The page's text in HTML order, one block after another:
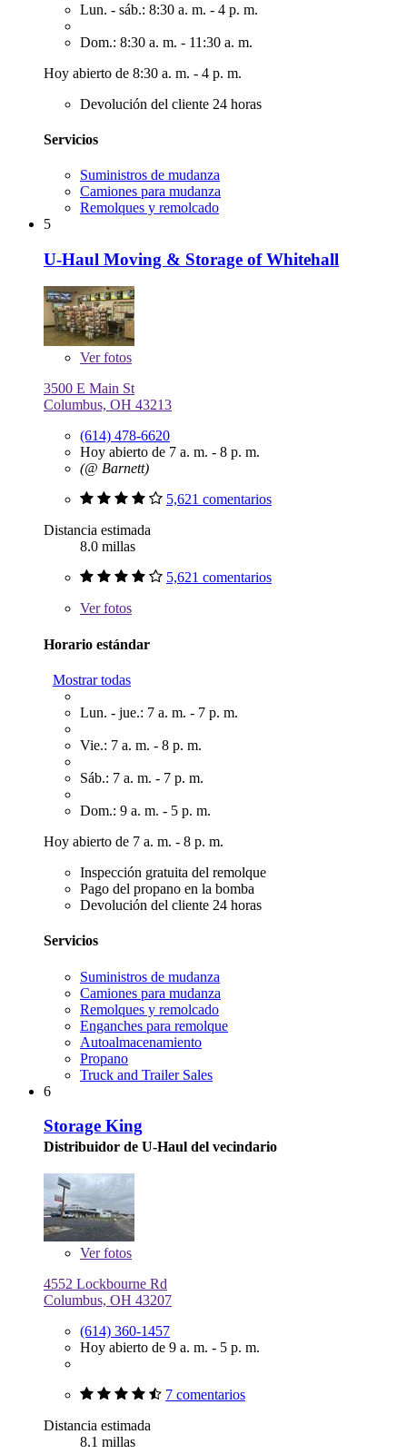
Lun. - sáb.: 8:30 a. m. - 4 p. m.
Dom.: 8:30 a. m. - 11:30 a. m.
Hoy abierto de 8:30 a. m. - 4 p. m.
Devolución del cliente 24 horas
Servicios
Suministros de mudanza
Camiones para mudanza
Remolques y remolcado
5
U-Haul Moving & Storage of Whitehall
Verfotos
3500 E Main St
Columbus, OH 43213
(614) 478-6620
Hoy abierto de 7 a. m. - 8 p. m.
(@ Barnett)
5,621 comentarios
Distancia estimada
8.0 millas
5,621 comentarios
Verfotos
Horario estándar
Mostrar todas
Lun. - jue.: 7 a. m. - 7 p. m.
Vie.: 7 a. m. - 8 p. m.
Sáb.: 7 a. m. - 7 p. m.
Dom.: 9 a. m. - 5 p. m.
Hoy abierto de 7 a. m. - 8 p. m.
Inspección gratuita del remolque
Pago del propano en la bomba
Devolución del cliente 24 horas
Servicios
Suministros de mudanza
Camiones para mudanza
Remolques y remolcado
Enganches para remolque
Autoalmacenamiento
Propano
Truck and Trailer Sales
6
Storage King
Distribuidor de U-Haul del vecindario
Verfotos
4552 Lockbourne Rd
Columbus, OH 43207
(614) 360-1457
Hoy abierto de 9 a. m. - 5 p. m.
7 comentarios
Distancia estimada
8.1 millas